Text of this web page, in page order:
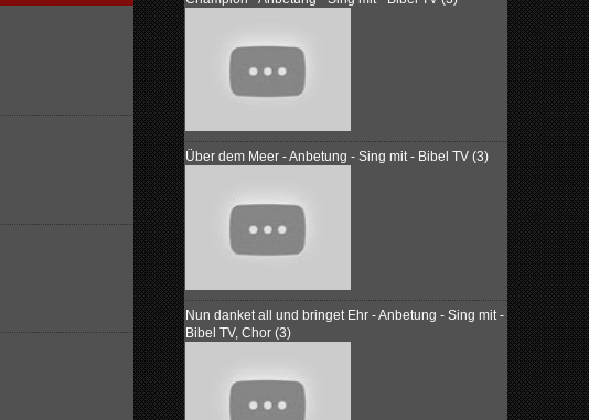
Über dem Meer - Anbetung - Sing mit - Bibel TV (3)
Nun danket all und bringet Ehr - Anbetung - Sing mit -
Bibel TV, Chor (3)